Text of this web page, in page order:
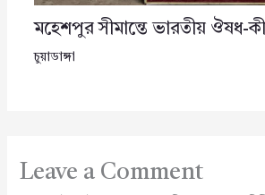
মহেশপুর সীমান্তে ভারতীয় ঔষধ-
চুয়াডাঙ্গা
Leave a Comment